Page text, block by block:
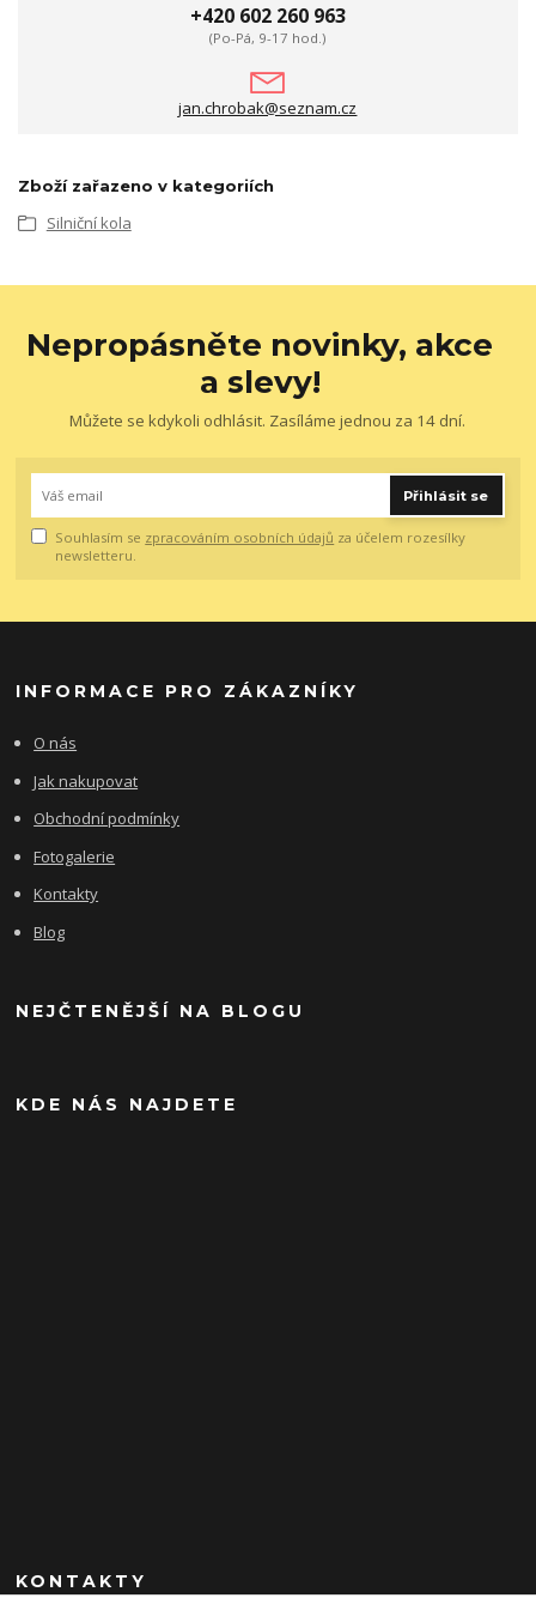
+420 602 260 963
(Po-Pá, 9-17 hod.)
jan.chrobak@seznam.cz
Zboží zařazeno v kategoriích
Silniční kola
Nepropásněte novinky, akce
a slevy!
Můžete se kdykoli odhlásit. Zasíláme jednou za 14 dní.
Přihlásit se
Souhlasím se zpracováním osobních údajů za účelem rozesílky
newsletteru.
INFORMACE PRO ZÁKAZNÍKY
O nás
Jak nakupovat
Obchodní podmínky
Fotogalerie
Kontakty
Blog
NEJČTENĚJŠÍ NA BLOGU
KDE NÁS NAJDETE
KONTAKTY